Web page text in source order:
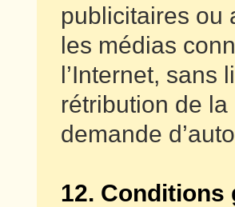
publicitaires ou
les médias
l’Internet, sans
rétribution de
demande
12. Conditions